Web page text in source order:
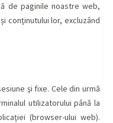
de paginile noastre web,
conţinutului lor, excluzând
şi fixe. Cele din urmă
utilizatorului până la
(browser-ului web).